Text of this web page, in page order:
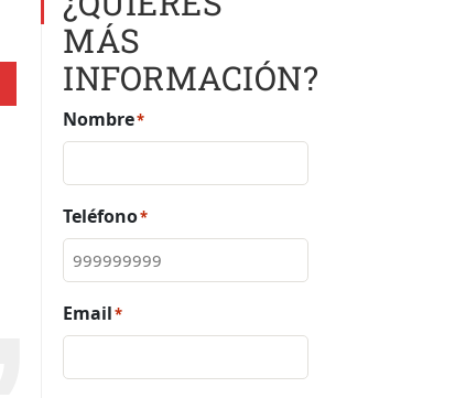
MÁS
INFORMACIÓN?
Nombre*
Teléfono*
Email*